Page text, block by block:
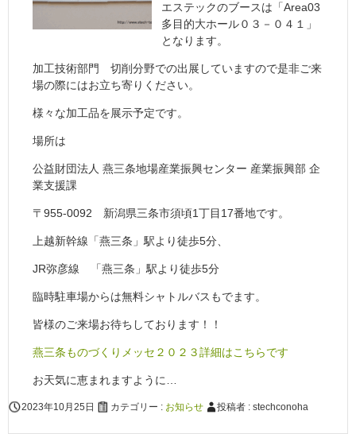
エステックのブースは「Area03
多目的大ホール０３－０４１」
となります。
加工技術部門 切削分野での出展していますので是非ご来
場の際にはお立ち寄りください。
様々な加工品を展示予定です。
場所は
公益財団法人 燕三条地場産業振興センター 産業振興部 企
業支援課
〒955-0092 新潟県三条市須頃1丁目17番地です。
上越新幹線「燕三条」駅より徒歩5分、
JR弥彦線 「燕三条」駅より徒歩5分
臨時駐車場からは無料シャトルバスもでます。
皆様のご来場お待ちしております！！
燕三条ものづくりメッセ２０２３詳細はこちらです
お天気に恵まれますように…
2023年10月25日 カテゴリー : お知らせ 投稿者 : stechconoha